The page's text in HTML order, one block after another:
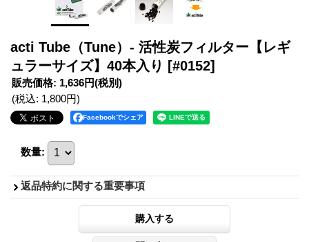
acti Tube（Tune）- 活性炭フィルター【レギ
ュラーサイズ】40本入り [#0152]
販売価格: 1,636円(税別)
(税込: 1,800円)
Facebookでシェア
数量:
返品特約に関する重要事項